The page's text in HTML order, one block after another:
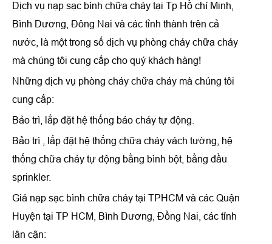
Dịch vụ nạp sạc bình chữa cháy tại Tp Hồ chí Minh,
Bình Dương, Đông Nai và các tỉnh thành trên cả
nước, là một trong số dịch vụ phòng cháy chữa cháy
mà chúng tôi cung cấp cho quý khách hàng!
Những dịch vụ phòng cháy chữa cháy mà chúng tôi
cung cấp:
Bảo trì, lắp đặt hệ thống báo cháy tự động.
Bảo trì , lắp đặt hệ thống chữa cháy vách tường, hệ
thống chữa cháy tự động bằng bình bột, bằng đầu
sprinkler.
Giá nạp sạc bình chữa cháy tại TPHCM và các Quận
Huyện tại TP HCM, Bình Dương, Đồng Nai, các tỉnh
lân cận: